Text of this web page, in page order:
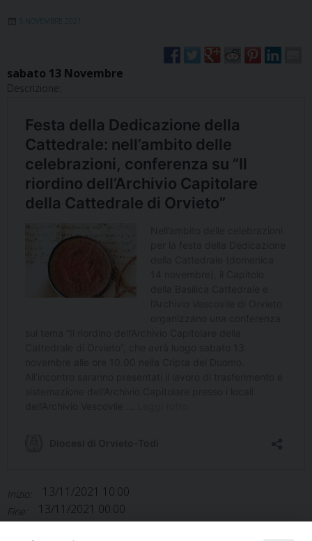
5 NOVEMBRE 2021
sabato 13 Novembre
Descrizione:
Inizio: 13/11/2021 10:00
Fine: 13/11/2021 00:00
Agenda diocesana